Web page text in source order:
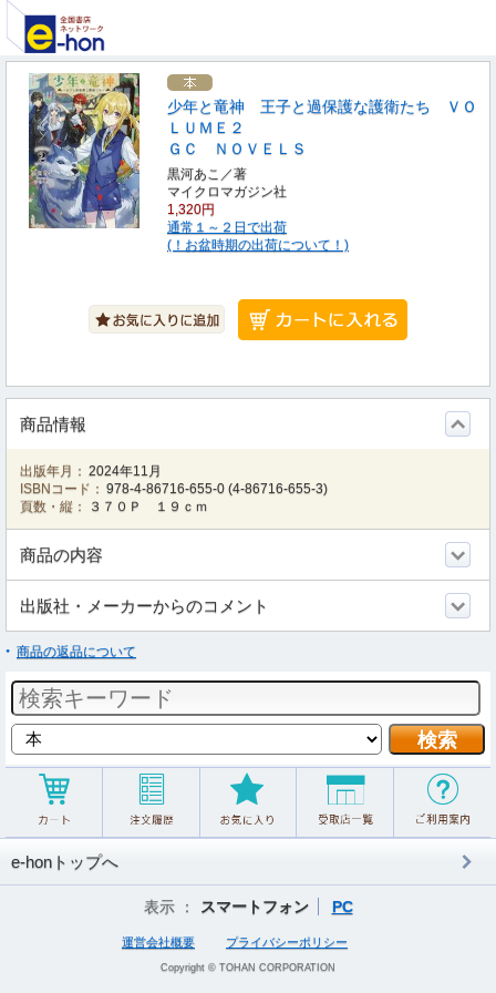
少年と竜神 王子と過保護な護衛たち ＶＯ
ＬＵＭＥ２
ＧＣ ＮＯＶＥＬＳ
黒河あこ／著
マイクロマガジン社
1,320円
通常１～２日で出荷
(！お盆時期の出荷について！)
商品情報
出版年月： 2024年11月
ISBNコード： 978-4-86716-655-0 (4-86716-655-3)
頁数・縦：
３７０Ｐ １９ｃｍ
商品の内容
出版社・メーカーからのコメント
商品の返品について
e-honトップへ
表示 ： スマートフォン PC
運営会社概要 プライバシーポリシー
Copyright © TOHAN CORPORATION